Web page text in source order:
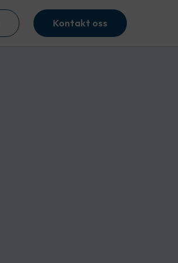
Kontakt oss